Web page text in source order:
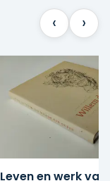
‹ ›
Leven en werk van